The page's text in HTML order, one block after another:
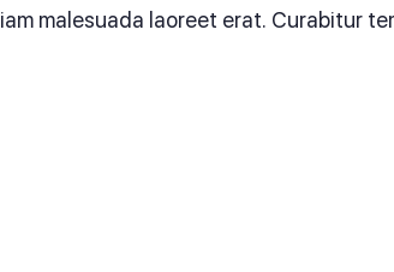
malesuada laoreet erat. Curabitur